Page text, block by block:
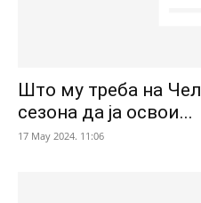
Што му треба на
сезона да ја освои...
17 May 2024. 11:06